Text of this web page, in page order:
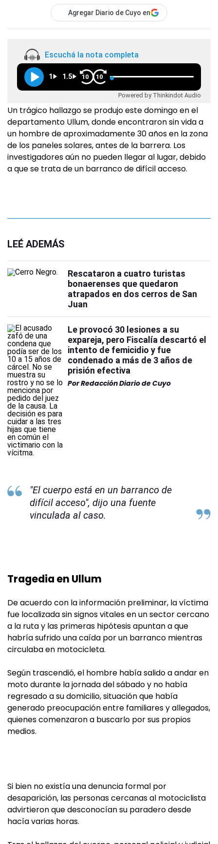
Agregar Diario de Cuyo en
Escuchá la nota completa
1 1.5 10 10
Powered by Thinkindot Audio
Un trágico hallazgo se produjo este domingo en el
departamento Ullum, donde encontraron sin vida a
un hombre de aproximadamente 30 años en la zona
de los paneles solares, antes de la barrera. Los
investigadores aún no pueden llegar al lugar, debido
a que se trata de un barranco de difícil acceso.
LEÉ ADEMÁS
Rescataron a cuatro turistas
bonaerenses que quedaron
atrapados en dos cerros de San
Juan
Le provocó 30 lesiones a su
expareja, pero Fiscalía descartó el
intento de femicidio y fue
condenado a más de 3 años de
prisión efectiva
PorRedacción Diario de Cuyo
"El cuerpo está en un barranco de
difícil acceso", dijo una fuente
vinculada al caso.
Tragedia en Ullum
De acuerdo con la información preliminar, la víctima
fue localizada sin signos vitales en un sector cercano
a la ruta y las primeras hipótesis apuntan a que
habría sufrido una caída por un barranco mientras
circulaba en motocicleta.
Según trascendió, el hombre había salido a andar en
moto durante la jornada del sábado y no había
regresado a su domicilio, situación que había
generado preocupación entre familiares y allegados,
quienes comenzaron a buscarlo por sus propios
medios.
Si bien no existía una denuncia formal por
desaparición, las personas cercanas al motociclista
advirtieron que desconocían su paradero desde
hacía varias horas.